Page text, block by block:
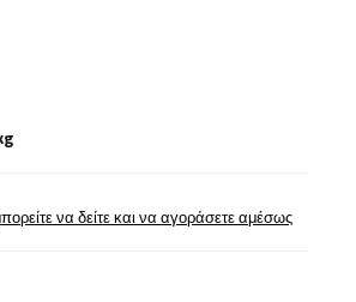
να δείτε και να αγοράσετε αμέσως